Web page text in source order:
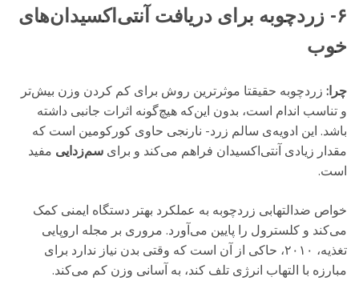
۶- زردچوبه برای دریافت آنتی‌اکسیدان‌های
خوب
چرا: زردچوبه حقیقتا موثرترین روش برای کم کردن وزن بیش‌تر
و تناسب اندام است، بدون این‌که هیچ‌گونه اثرات جانبی داشته‌
باشد. این ادویه‌ی سالم زرد- نارنجی حاوی کورکومین است که
مقدار زیادی آنتی‌اکسیدان فراهم می‌کند و برای سم‌زدایی مفید
است.
خواص ضدالتهابی زردچوبه به عملکرد بهتر دستگاه ایمنی کمک
می‌کند و کلسترول را پایین می‌آورد. مروری بر مجله‌ اروپایی
تغذیه، ۲۰۱۰، حاکی از آن است که وقتی بدن نیاز ندارد برای
مبارزه با التهاب انرژی تلف کند، به آسانی وزن کم می‌کند.